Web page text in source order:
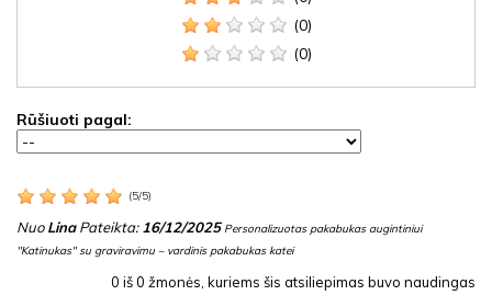
(0)
(0)
Rūšiuoti pagal:
(5/5)
NuoLinaPateikta: 16/12/2025 Personalizuotas pakabukas augintiniui
"Katinukas" su graviravimu – vardinis pakabukas katei
0 iš0 žmonės, kuriems šis atsiliepimas buvo naudingas